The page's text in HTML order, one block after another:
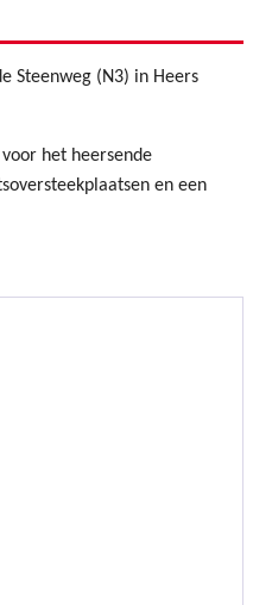
Steenweg (N3) in Heers
het heersende
en een